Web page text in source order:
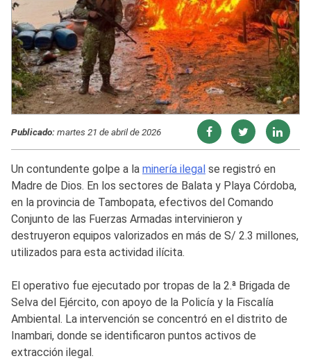
Publicado:martes 21 de abril de 2026
Un contundente golpe a la minería ilegal se registró en
Madre de Dios. En los sectores de Balata y Playa Córdoba,
en la provincia de Tambopata, efectivos del Comando
Conjunto de las Fuerzas Armadas intervinieron y
destruyeron equipos valorizados en más de S/ 2.3 millones,
utilizados para esta actividad ilícita.
El operativo fue ejecutado por tropas de la 2.ª Brigada de
Selva del Ejército, con apoyo de la Policía y la Fiscalía
Ambiental. La intervención se concentró en el distrito de
Inambari, donde se identificaron puntos activos de
extracción ilegal.